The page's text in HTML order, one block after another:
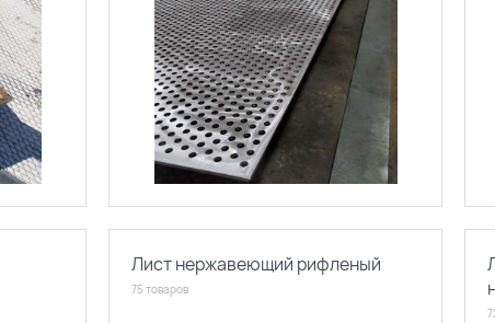
Лист нержавеющий рифленый
75 товаров